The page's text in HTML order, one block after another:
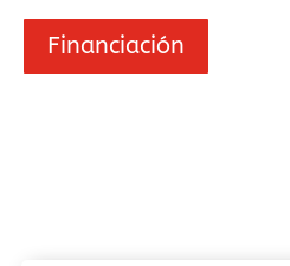
Financiación